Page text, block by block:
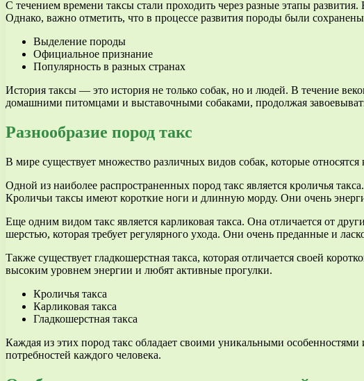
С течением времени таксы стали проходить через разные этапы
Однако, важно отметить, что в процессе развития породы были
Выделение породы
Официальное признание
Популярность в разных странах
История таксы — это история не только собак, но и людей. В течение
домашними питомцами и выставочными собаками, продолжая
Разнообразие пород такс
В мире существует множество различных видов собак, которые
Одной из наиболее распространенных пород такс является кроличья
Кроличьи таксы имеют короткие ноги и длинную морду. Они очень
Еще одним видом такс является карликовая такса. Она отличается от
шерстью, которая требует регулярного ухода. Они очень преданные и
Также существует гладкошерстная такса, которая отличается своей
высоким уровнем энергии и любят активные прогулки.
Кроличья такса
Карликовая такса
Гладкошерстная такса
Каждая из этих пород такс обладает своими уникальными
потребностей каждого человека.